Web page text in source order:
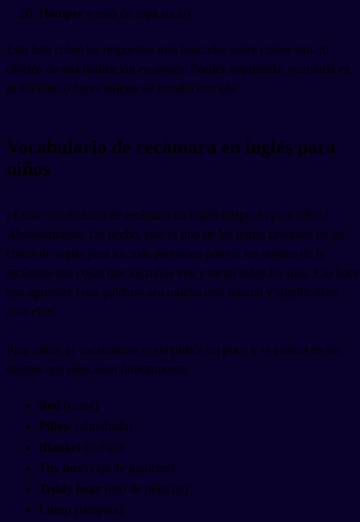
Hamper (cesto de ropa sucia)
Esta lista cubre las respuestas más buscadas sobre cuáles son 20
objetos de una habitación en inglés. Puedes imprimirla, guardarla en
tu teléfono o hacer tarjetas de estudio con ella.
Vocabulario de recámara en inglés para
niños
¿Existe vocabulario de recámara en inglés adaptado para niños?
Absolutamente. De hecho, este es uno de los temas favoritos en las
clases de inglés para los más pequeños porque los objetos de la
recámara son cosas que los niños ven y tocan todos los días. Eso hace
que aprender estas palabras sea mucho más natural y significativo
para ellos.
Para niños, el vocabulario se simplifica un poco y se enfoca en los
objetos que ellos usan directamente:
Bed (cama)
Pillow (almohada)
Blanket (cobija)
Toy box (caja de juguetes)
Teddy bear (oso de peluche)
Lamp (lámpara)